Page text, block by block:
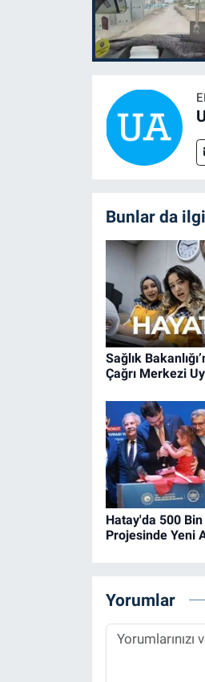
Bunlar da
Sağlık
Çağrı Merkezi
Hatay'da 500
Projesinde Yeni
Yorumlar